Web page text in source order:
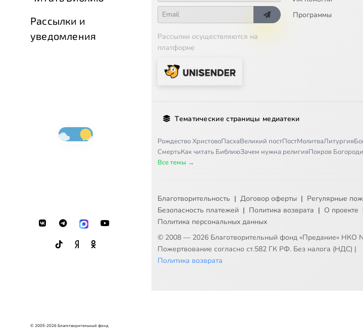
Рассылки и
уведомления
© 2005-2026 Благотворительный фонд
Рассылки осуществляются на
платформе
Программы
Тематические страницы медиатеки
Рождество ХристовоПасхаВеликий постПостМолитваЛитургия
СмертьКак читать БиблиюЗачем нужна религияПокров
Все темы →
Благотворительность | Договор оферты | Регулярные
Безопасность платежей | Политика возврата | О проекте
Политика персональных данных
© 2008 — 2026 Благотворительный фонд «Предание» НКО
Пожертвование согласно ст.582 ГК РФ. Без налога (НДС) |
Политика возврата